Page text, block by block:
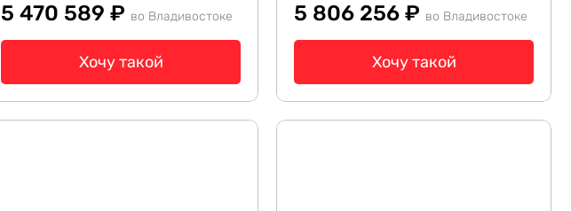
5 470 589 ₽ во Владивостоке
Хочу такой
5 806 256 ₽ во Владивостоке
Хочу такой